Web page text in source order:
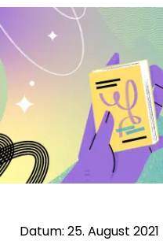
Datum: 25. August 2021